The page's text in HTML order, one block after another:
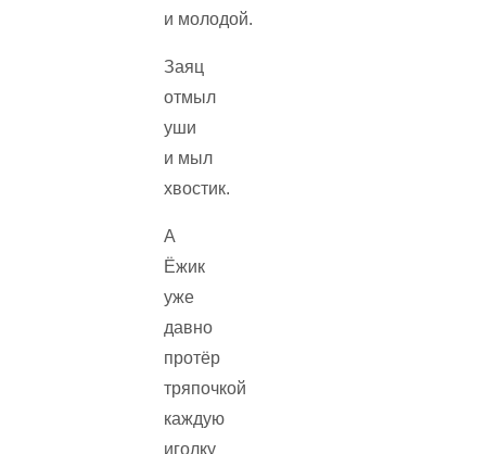
и молодой.
Заяц
отмыл
уши
и мыл
хвостик.
А
Ёжик
уже
давно
протёр
тряпочкой
каждую
иголку